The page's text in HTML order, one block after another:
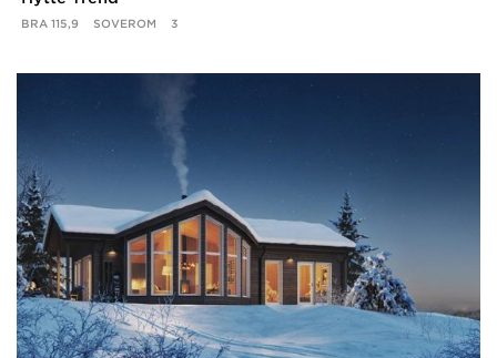
BRA 115,9 SOVEROM 3